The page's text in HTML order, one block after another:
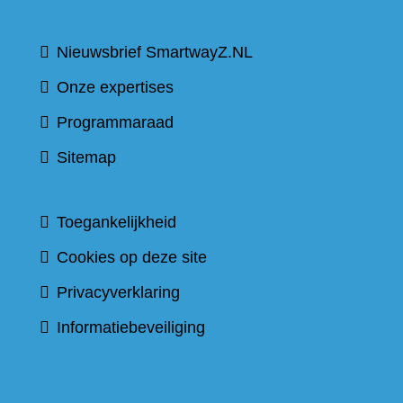
Nieuwsbrief SmartwayZ.NL
Onze expertises
Programmaraad
Sitemap
Toegankelijkheid
Cookies op deze site
Privacyverklaring
Informatiebeveiliging